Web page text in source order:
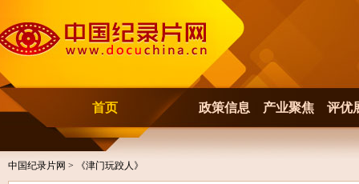
首页 政策信息 产业聚焦 评优
中国纪录片网 > 《津门玩跤人》